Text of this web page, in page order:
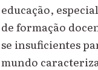
educação,
de formação
se insuficientes
mundo